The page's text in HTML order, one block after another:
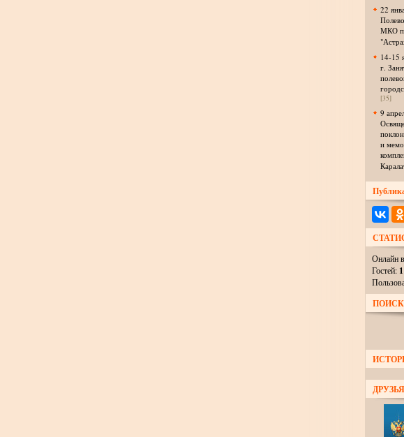
22
МКО
14-15
г.
[35]
9
и
Онлайн
Гостей: 1
ПОИСК